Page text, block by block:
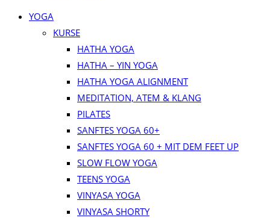
YOGA
KURSE
HATHA YOGA
HATHA – YIN YOGA
HATHA YOGA ALIGNMENT
MEDITATION, ATEM & KLANG
PILATES
SANFTES YOGA 60+
SANFTES YOGA 60 + MIT DEM FEET UP
SLOW FLOW YOGA
TEENS YOGA
VINYASA YOGA
VINYASA SHORTY